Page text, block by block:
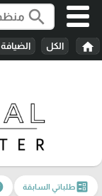
search
home الكل الضيافة
ballotطلباتي السابقة